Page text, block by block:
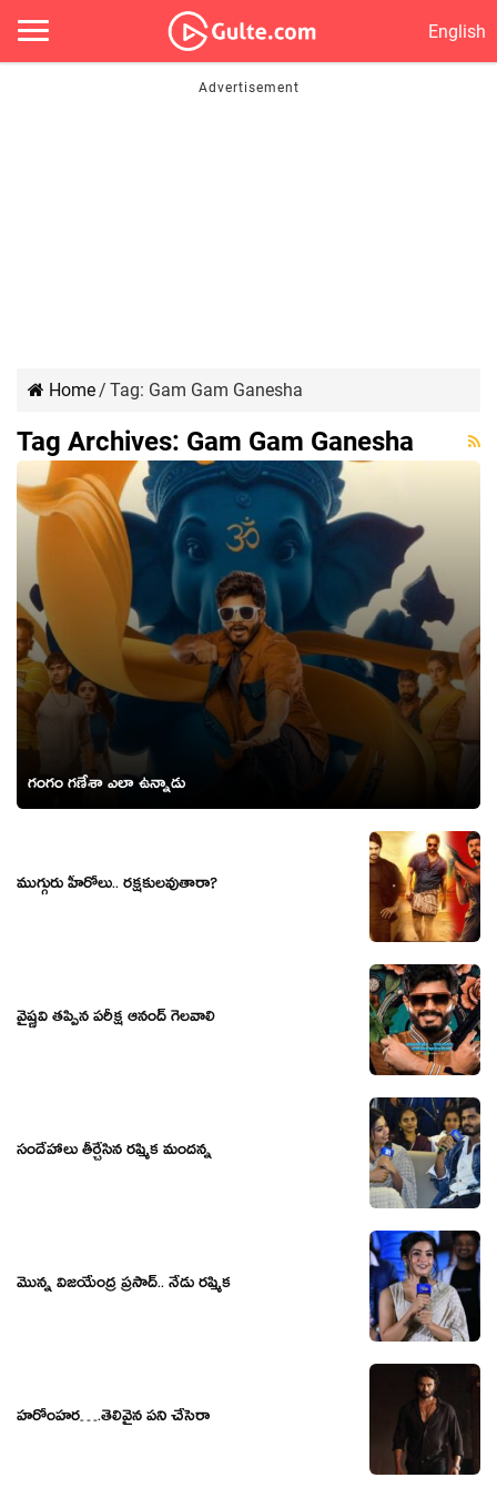
English
Home/ Tag: Gam Gam Ganesha
Tag Archives: Gam Gam Ganesha
గంగం గణేశా ఎలా ఉన్నాడు
ముగ్గురు హీరోలు.. రక్షకులవుతారా?
వైష్ణవి తప్పిన పరీక్ష ఆనంద్ గెలవాలి
సందేహాలు తీర్చేసిన రష్మిక మందన్న
మొన్న విజయేంద్ర ప్రసాద్.. నేడు రష్మిక
హరోంహర….తెలివైన పని చేసెరా